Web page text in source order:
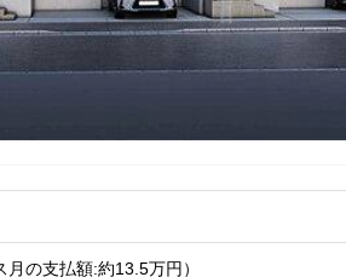
月の支払額:約13.5万円 ）